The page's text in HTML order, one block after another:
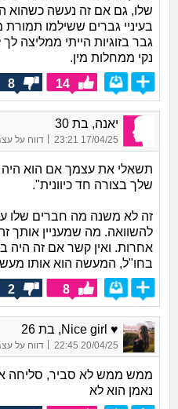
שלו, גם אם זה נעשה כשהוא
בעיניי גברים ששילמו
גבר בזוגיות הייתי ממליצה
נקי ממחלות מין.
14
8
יאנה, בת 30
17/04/25 23:21 דווח על
תשאלי את עצמך אם הוא
שלך בצורה חד כיוונית".
זה לא משנה מה חברים שלו
להשוואה. מה שמעניין אותך
אחרות. ואין קשר אם זה היה
בחו"ל, המעשה הוא אותו
8
2
♥ Nice girl, בת 26
20/04/25 22:45 דווח על
ממש ממש לא סביר, סליחה
נאמן הוא לא